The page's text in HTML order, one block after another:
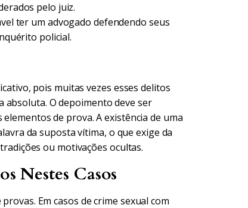
pelo juiz.
ter um advogado defendendo seus
policial.
pois muitas vezes esses delitos
absoluta. O depoimento deve ser
de prova. A existência de uma
da suposta vítima, o que exige da
ou motivações ocultas.
Nestes Casos
Em casos de crime sexual com